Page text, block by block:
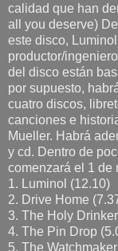
calidad que han
all you deserve)
este disco,
productor/
del disco están
por supuesto,
cuatro discos,
canciones e
Mueller. Habrá
y cd. Dentro de
comenzará el 1 de
1. Luminol (12.10)
2. Drive Home
3. The Holy
4. The Pin Drop
5. The